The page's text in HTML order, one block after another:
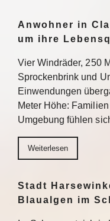
Anwohner in
um ihre
Vier Windräder, 250
Sprockenbrink und
Einwendungen
Meter Höhe:
Umgebung fühlen
Weiterlesen
Stadt
Blaualgen im